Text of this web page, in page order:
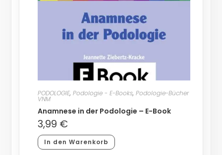
PODOLOGIE, Podologie - E-Books, Podologie-Bücher
VNM
Anamnese in der Podologie – E-Book
3,99 €
In den Warenkorb